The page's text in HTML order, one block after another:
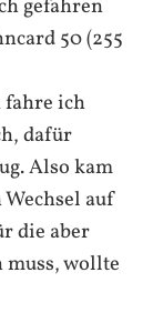
gefahren
50 (255
fahre ich
dafür
Also kam
auf
die aber
muss, wollte